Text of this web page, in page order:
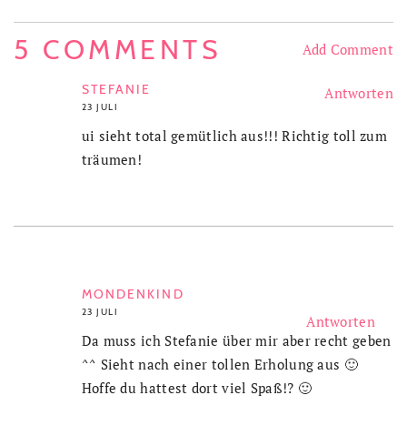
5 COMMENTS Add Comment
STEFANIE
23 JULI
ui sieht total gemütlich aus!!! Richtig toll zum
träumen!
MONDENKIND
23 JULI
Antworten
Da muss ich Stefanie über mir aber recht geben
^^ Sieht nach einer tollen Erholung aus 🙂
Hoffe du hattest dort viel Spaß!? 🙂
Antworten